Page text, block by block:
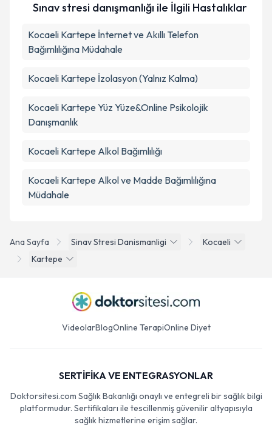
Ana Sayfa Sinav Stresi Danismanligi
Kocaeli
Kartepe
Sınav stresi danışmanlığı ile İlgili Hastalıklar
Kocaeli Kartepe İnternet ve Akıllı Telefon
Bağımlılığına Müdahale
Kocaeli Kartepe İzolasyon (Yalnız Kalma)
Kocaeli Kartepe Yüz Yüze&Online Psikolojik
Danışmanlık
Kocaeli Kartepe Alkol Bağımlılığı
Kocaeli Kartepe Alkol ve Madde Bağımlılığına
Müdahale
VideolarBlogOnline TerapiOnline Diyet
SERTİFİKA VE ENTEGRASYONLAR
Doktorsitesi.com Sağlık Bakanlığı onaylı ve entegreli bir sağlık bilgi
platformudur. Sertifikaları ile tescillenmiş güvenilir altyapısıyla
sağlık hizmetlerine erişim sağlar.